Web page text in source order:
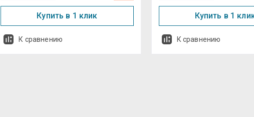
Купить в 1 клик
К сравнению
Купить в 1
К сравнению